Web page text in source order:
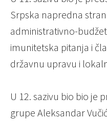
Srpska napredna
administrativno-
imunitetska pitanja i
državnu upravu i
U 12. sazivu bio bio je
grupe Aleksandar